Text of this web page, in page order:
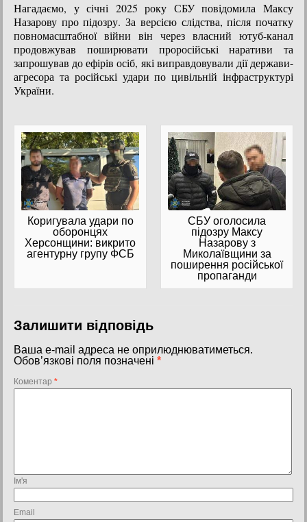
Нагадаємо, у січні 2025 року СБУ повідомила Максу
Назарову про підозру. За версією слідства, після початку
повномасштабної війни він через власний ютуб-канал
продовжував поширювати проросійські наративи та
запрошував до ефірів осіб, які виправдовували дії держави-
агресора та російські удари по цивільній інфраструктурі
України.
Коригувала удари по
оборонцях
Херсонщини: викрито
агентурну групу ФСБ
СБУ оголосила
підозру Максу
Назарову з
Миколаївщини за
поширення російської
пропаганди
Залишити відповідь
Ваша e-mail адреса не оприлюднюватиметься.
Обов’язкові поля позначені *
Коментар *
Ім'я
Email